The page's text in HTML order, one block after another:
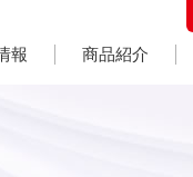
報 商品紹介